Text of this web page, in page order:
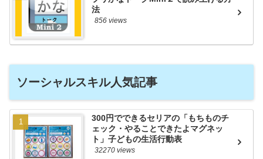
法
856 views
ソーシャルスキル人気記事
300円でできるセリアの「もちものチ
ェック・やることできたよマグネッ
ト」子どもの生活行動表
32270 views